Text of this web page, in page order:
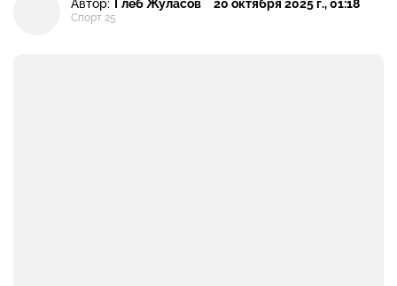
Автор: Глеб Жуласов
Спорт 25
20 октября 2025 г., 01:18